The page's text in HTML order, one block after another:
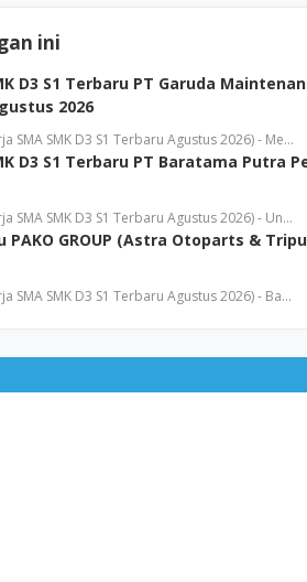
ini
D3 S1 Terbaru PT Garuda
2026
SMA SMK D3 S1 Terbaru Agustus 2026) - Me…
D3 S1 Terbaru PT Baratama Putra
SMA SMK D3 S1 Terbaru Agustus 2026) - Un…
PAKO GROUP (Astra Otoparts &
SMA SMK D3 S1 Terbaru Agustus 2026) - Ba…